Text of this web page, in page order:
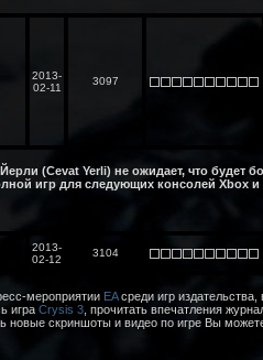
2013-
02-11
3097
(Cevat Yerli) не ожидает, что будет
игр для следующих консолей Xbox и
2013-
02-12
3104
мероприятии EAсреди игр
игра Crysis 3 , прочитать впечатления
новые скриншоты и видео по игре Вы